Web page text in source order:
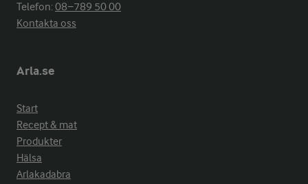
Telefon:08−789 50 00
Kontakta oss
Arla.se
Start
Recept & mat
Produkter
Hälsa
Arlakadabra